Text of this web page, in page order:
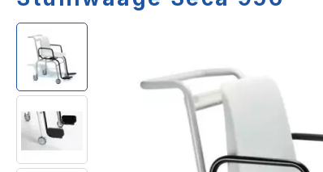
Skip
end
of
images
gallery
Skip
beginning
of
images
gallery